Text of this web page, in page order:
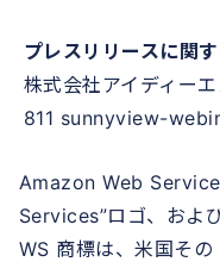
プレスリリースに関
株式会社アイディー
811 sunnyview-
Amazon Web
Services”ロゴ、およ
WS 商標は、米国そ